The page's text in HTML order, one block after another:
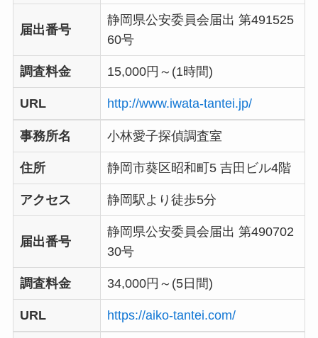
届出番号
静岡県公安委員会届出 第491525
60号
調査料金 15,000円～(1時間)
URL http://www.iwata-tantei.jp/
事務所名 小林愛子探偵調査室
住所 静岡市葵区昭和町5 吉田ビル4階
アクセス 静岡駅より徒歩5分
届出番号
静岡県公安委員会届出 第490702
30号
調査料金 34,000円～(5日間)
URL https://aiko-tantei.com/